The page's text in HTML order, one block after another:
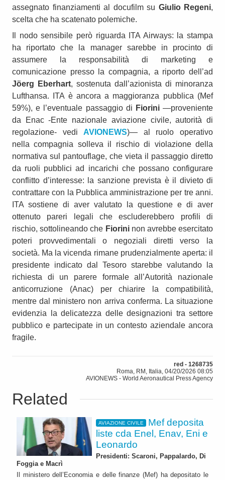
assegnato finanziamenti al docufilm su Giulio Regeni,
scelta che ha scatenato polemiche.
Il nodo sensibile però riguarda ITA Airways: la stampa
ha riportato che la manager sarebbe in procinto di
assumere la responsabilità di marketing e
comunicazione presso la compagnia, a riporto dell’ad
Jöerg Eberhart, sostenuta dall’azionista di minoranza
Lufthansa. ITA è ancora a maggioranza pubblica (Mef
59%), e l’eventuale passaggio di Fiorini—proveniente
da Enac -Ente nazionale aviazione civile, autorità di
regolazione- vediAVIONEWS)— al ruolo operativo
nella compagnia solleva il rischio di violazione della
normativa sul pantouflage, che vieta il passaggio diretto
da ruoli pubblici ad incarichi che possano configurare
conflitto d’interesse: la sanzione prevista è il divieto di
contrattare con la Pubblica amministrazione per tre anni.
ITA sostiene di aver valutato la questione e di aver
ottenuto pareri legali che escluderebbero profili di
rischio, sottolineando che Fiorininon avrebbe esercitato
poteri provvedimentali o negoziali diretti verso la
società. Ma la vicenda rimane prudenzialmente aperta: il
presidente indicato dal Tesoro starebbe valutando la
richiesta di un parere formale all’Autorità nazionale
anticorruzione (Anac) per chiarire la compatibilità,
mentre dal ministero non arriva conferma. La situazione
evidenzia la delicatezza delle designazioni tra settore
pubblico e partecipate in un contesto aziendale ancora
fragile.
red - 1268735
Roma, RM, Italia, 04/20/2026 08:05
AVIONEWS - World Aeronautical Press Agency
Related
AVIAZIONE CIVILE
Mef deposita
liste cda Enel, Enav, Eni e
Leonardo
Presidenti: Scaroni, Pappalardo, Di
Foggia e Macrì
Il ministero dell’Economia e delle finanze (Mef) ha depositato le